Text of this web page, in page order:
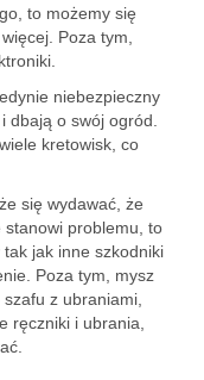
to możemy się
Poza tym,
niebezpieczny
dbają o swój ogród.
kretowisk, co
się wydawać, że
stanowi problemu, to
jak inne szkodniki
Poza tym, mysz
z ubraniami,
ręczniki i ubrania,